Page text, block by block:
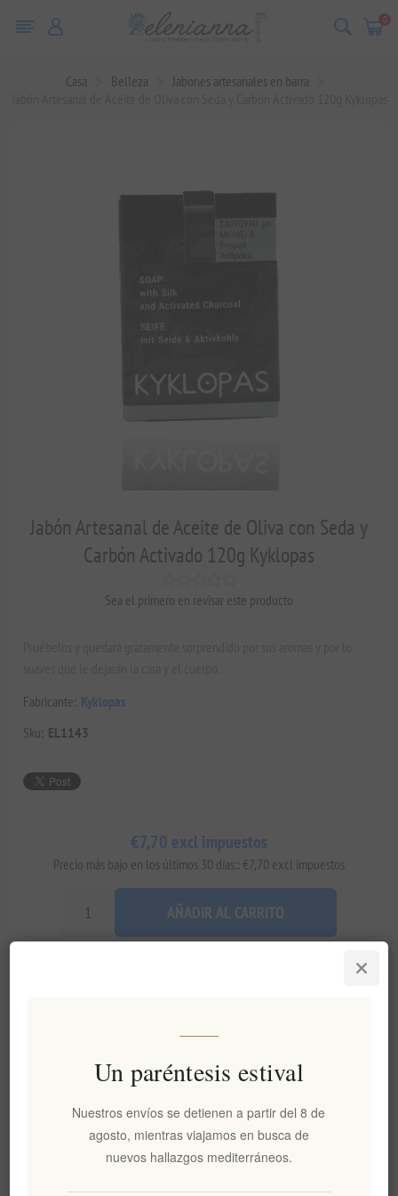
0
Casa Belleza
Jabones artesanales en barra
Jabón Artesanal de Aceite de Oliva con Seda y
Carbón Activado 120g Kyklopas
Sea el primero en revisar este producto
Fabricante: Kyklopas
Sku: EL1143
€7,70 excl impuestos
Precio más bajo en los últimos 30 días:: €7,70 excl impuestos
AÑADIR AL CARRITO
Fecha de entrega: 2-8 días
Un paréntesis estival
Nuestros envíos se detienen a partir del 8 de
agosto, mientras viajamos en busca de
nuevos hallazgos mediterráneos.